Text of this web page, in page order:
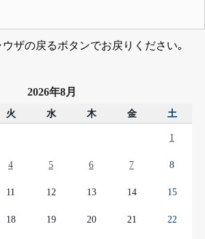
ザの戻るボタンでお戻りください｡
2026年8月
火 水 木 金 土
1
4 5 6 7 8
11 12 13 14 15
18 19 20 21 22